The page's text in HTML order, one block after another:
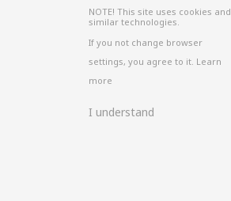
NOTE! This site uses cookies and
similar technologies.
If you not change browser
settings, you agree to it. Learn
more
I understand